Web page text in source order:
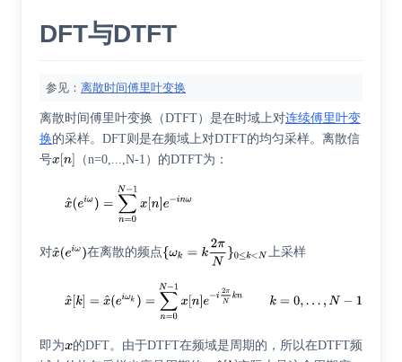
DFT与DTFT
参见： 离散时间傅里叶变换
离散时间傅里叶变换（DTFT）是在时域上对连续傅里叶变
换的采样。DFT则是在频域上对DTFT的均匀采样。离散信
号
（n=0,...,N-1）的DTFT为：
对 在离散的频点 上采样
即为
的DFT。由于DTFT在频域是周期的，所以在DTFT频